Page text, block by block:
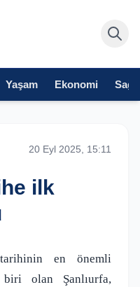
Yaşam Ekonomi
20 Eyl 2025, 15:11
ilk
en önemli
olan Şanlıurfa,